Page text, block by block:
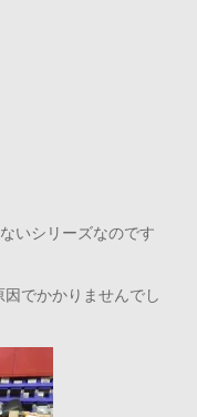
いシリーズなのです
でかかりませんでし